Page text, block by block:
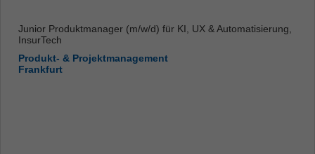
Junior Produktmanager (m/w/d) für KI, UX & Automatisierung,
InsurTech
Produkt- & Projektmanagement
Frankfurt